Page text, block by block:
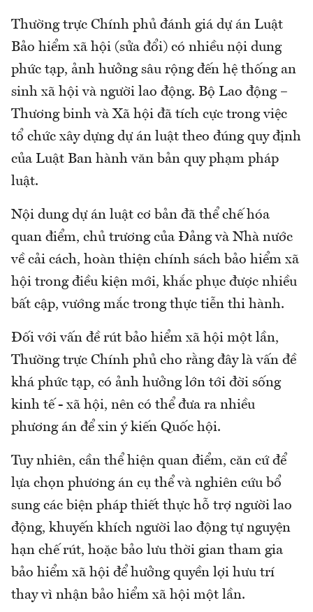
Thường trực Chính phủ đánh giá dự án Luật
Bảo hiểm xã hội (sửa đổi) có nhiều nội dung
phức tạp, ảnh hưởng sâu rộng đến hệ thống an
sinh xã hội và người lao động. Bộ Lao động –
Thương binh và Xã hội đã tích cực trong việc
tổ chức xây dựng dự án luật theo đúng quy định
của Luật Ban hành văn bản quy phạm pháp
luật.
Nội dung dự án luật cơ bản đã thể chế hóa
quan điểm, chủ trương của Đảng và Nhà nước
về cải cách, hoàn thiện chính sách bảo hiểm xã
hội trong điều kiện mới, khắc phục được nhiều
bất cập, vướng mắc trong thực tiễn thi hành.
Đối với vấn đề rút bảo hiểm xã hội một lần,
Thường trực Chính phủ cho rằng đây là vấn đề
khá phức tạp, có ảnh hưởng lớn tới đời sống
kinh tế - xã hội, nên có thể đưa ra nhiều
phương án để xin ý kiến Quốc hội.
Tuy nhiên, cần thể hiện quan điểm, căn cứ để
lựa chọn phương án cụ thể và nghiên cứu bổ
sung các biện pháp thiết thực hỗ trợ người lao
động, khuyến khích người lao động tự nguyện
hạn chế rút, hoặc bảo lưu thời gian tham gia
bảo hiểm xã hội để hưởng quyền lợi hưu trí
thay vì nhận bảo hiểm xã hội một lần.